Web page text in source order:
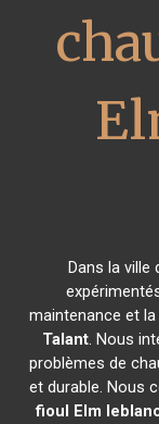
Dans la ville
maintenance et
Talant. Nous
problèmes de
et durable. Nous
fioul Elm